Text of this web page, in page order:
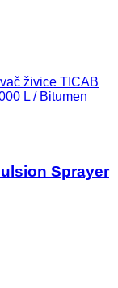
živice TICAB
L / Bitumen
Sprayer